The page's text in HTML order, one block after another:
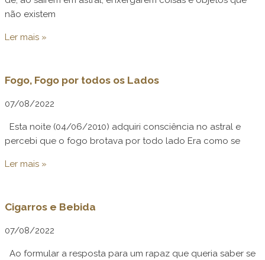
não existem
Ler mais »
Fogo, Fogo por todos os Lados
07/08/2022
Esta noite (04/06/2010) adquiri consciência no astral e
percebi que o fogo brotava por todo lado Era como se
Ler mais »
Cigarros e Bebida
07/08/2022
Ao formular a resposta para um rapaz que queria saber se